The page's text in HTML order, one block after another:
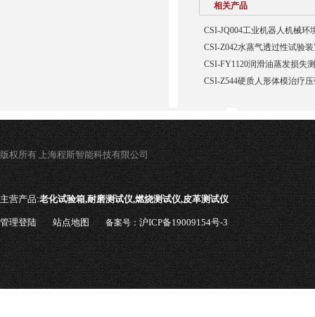
相关产品
CSI-JQ004工业机器人机械
CSI-Z042水蒸气透过性试验
CSI-FY1120润滑油蒸发损失
CSI-Z544硬质人形体模治疗
版权所有 上海程斯智能科技有限公司
主营产品:老化试验箱,耐磨测试仪,燃烧测试仪,皮革测试仪
管理登陆 站点地图 备案号：沪ICP备19009154号-3